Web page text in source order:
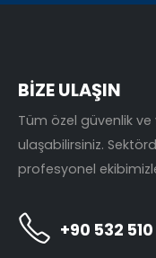
BİZE ULAŞIN
Tüm özel güvenlik ve
ulaşabilirsiniz.
profesyonel
+90 532 510